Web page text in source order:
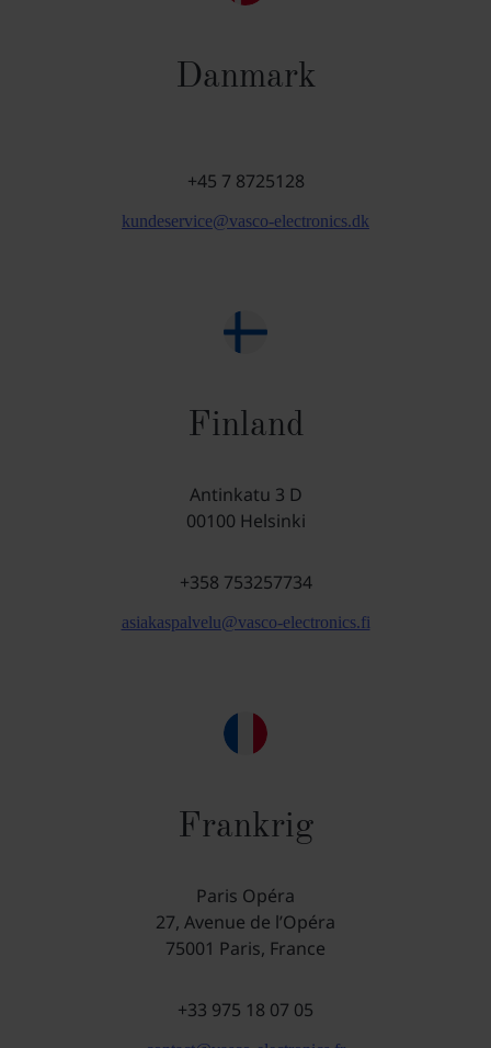
Danmark
+45 7 8725128
kundeservice@vasco-electronics.dk
Finland
Antinkatu 3 D
00100 Helsinki
+358 753257734
asiakaspalvelu@vasco-electronics.fi
Frankrig
Paris Opéra
27, Avenue de l’Opéra
75001 Paris, France
+33 975 18 07 05